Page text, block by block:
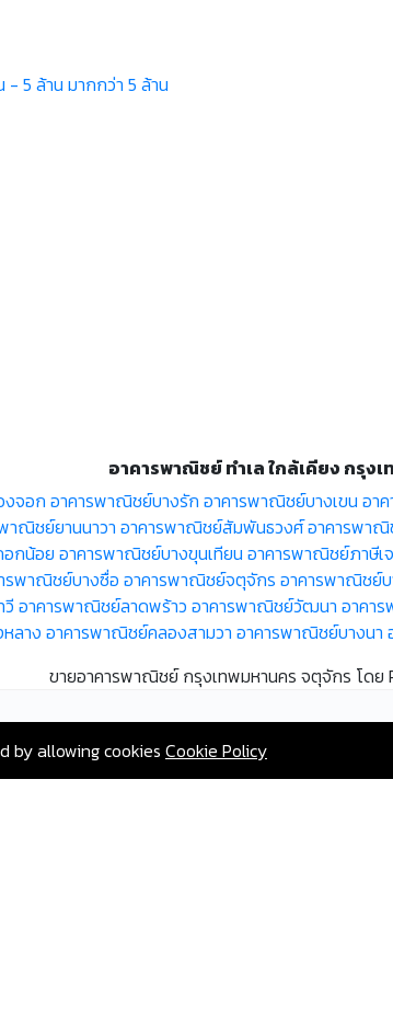
- 5 ล้าน มากกว่า 5 ล้าน
อาคารพาณิชย์ ทำเล ใกล้เคียง กรุง
จอก อาคารพาณิชย์บางรัก อาคารพาณิชย์บางเขน อา
าณิชย์ยานนาวา อาคารพาณิชย์สัมพันธวงศ์อาคารพา
กน้อย อาคารพาณิชย์บางขุนเทียน อาคารพาณิชย์ภาษี
รพาณิชย์บางซื่อ อาคารพาณิชย์จตุจักร อาคารพาณิชย์
อาคารพาณิชย์ลาดพร้าว อาคารพาณิชย์วัฒนา อาคา
ลาง อาคารพาณิชย์คลองสามวา อาคารพาณิชย์บางนา
ขายอาคารพาณิชย์ กรุงเทพมหานคร จตุจักร โดย
by allowing cookies Cookie Policy